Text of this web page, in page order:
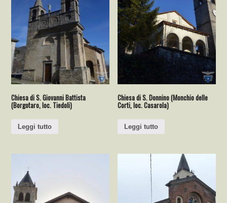
Chiesa di S. Giovanni Battista
(Borgotaro, loc. Tiedoli)
Leggi tutto
Chiesa di S. Donnino (Monchio delle
Corti, loc. Casarola)
Leggi tutto